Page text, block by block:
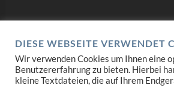
Datenschutz
Impressum
AGB
DIESE WEBSEITE VERWENDET
Wir verwenden Cookies um Ihnen eine
Benutzererfahrung zu bieten. Hierbei
kleine Textdateien, die auf Ihrem